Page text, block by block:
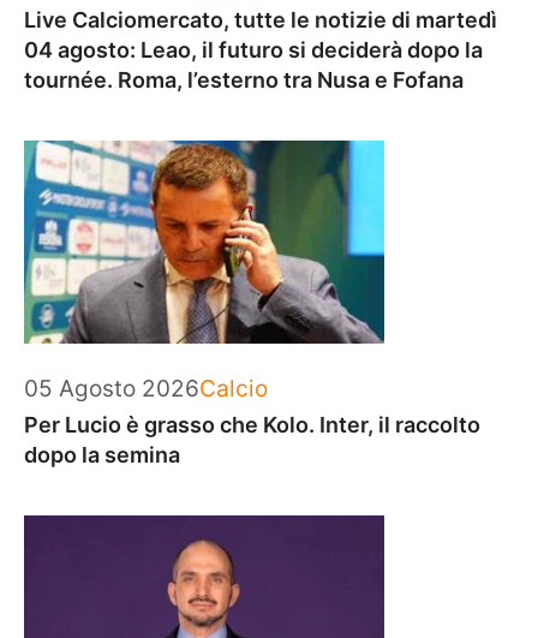
Live Calciomercato, tutte le notizie di martedì
04 agosto: Leao, il futuro si deciderà dopo la
tournée. Roma, l’esterno tra Nusa e Fofana
05 Agosto 2026Categorie
Calcio
Per Lucio è grasso che Kolo. Inter, il raccolto
dopo la semina